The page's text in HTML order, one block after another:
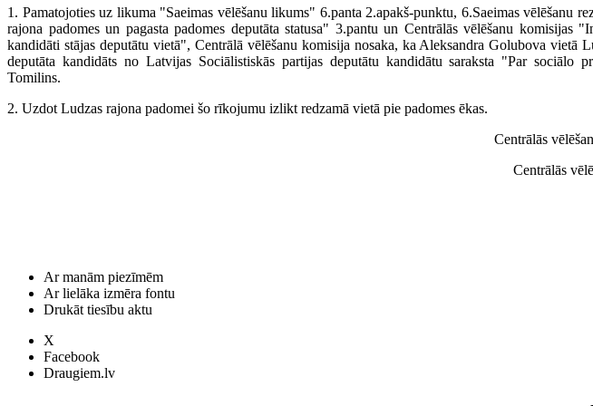
1. Pamatojoties uz likuma "Saeimas vēlēšanu likums" 6.panta 2.apakš-punktu, 6.Saeimas vēlēšanu
rajona padomes un pagasta padomes deputāta statusa" 3.pantu un Centrālās vēlēšanu komisijas
kandidāti stājas deputātu vietā", Centrālā vēlēšanu komisija nosaka, ka Aleksandra Golubova vietā
deputāta kandidāts no Latvijas Sociālistiskās partijas deputātu kandidātu saraksta "Par sociālo
Tomilins.
2. Uzdot Ludzas rajona padomei šo rīkojumu izlikt redzamā vietā pie padomes ēkas.
Centrālās
Centrālās
Ar manām piezīmēm
Ar lielāka izmēra fontu
Drukāt tiesību aktu
X
Facebook
Draugiem.lv